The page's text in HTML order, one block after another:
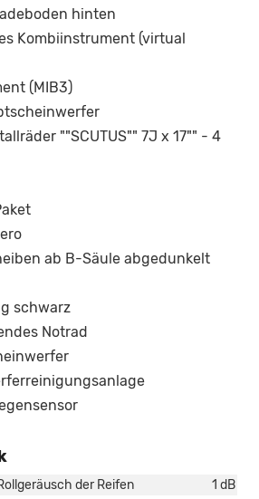
hinten
Kombiinstrument (virtual
(MIB3)
""SCUTUS"" 7J x 17"" - 4
ab B-Säule abgedunkelt
schwarz
Notrad
der Reifen
1 dB